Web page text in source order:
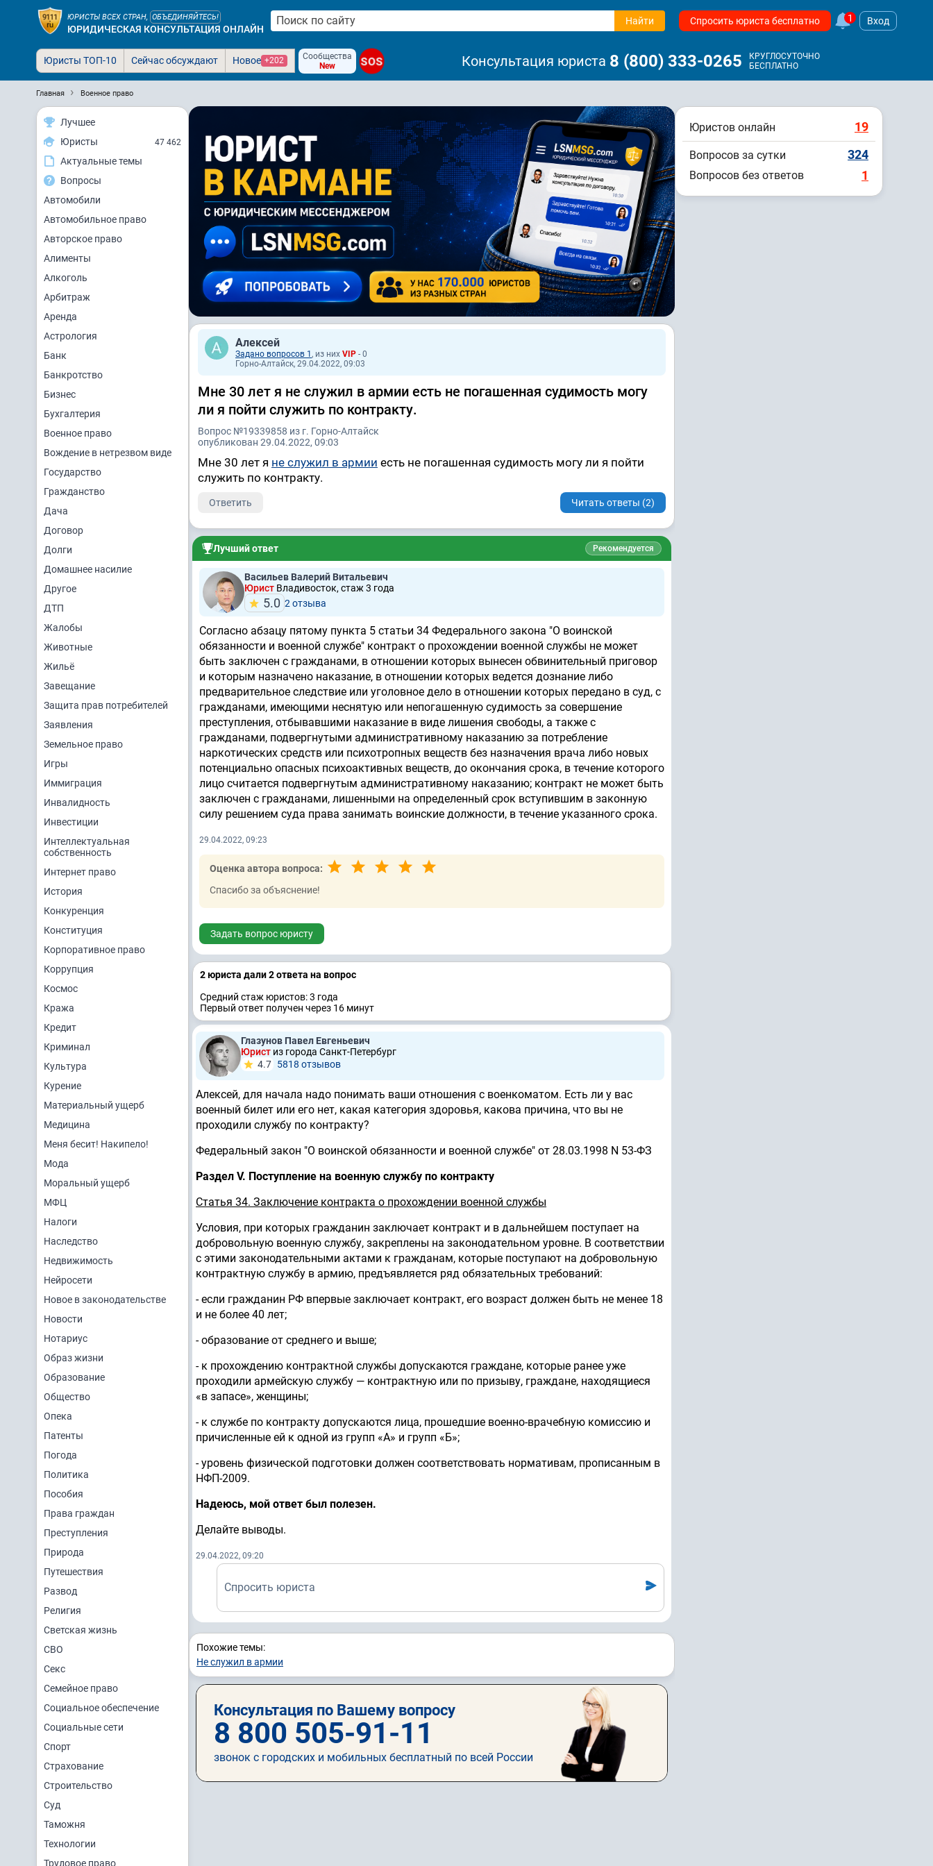
ЮРИСТЫ ВСЕХ СТРАН, ОБЪЕДИНЯЙТЕСЬ!
ЮРИДИЧЕСКАЯ КОНСУЛЬТАЦИЯ ОНЛАЙН
Найти Спросить юриста бесплатно 1 Вход
Юристы ТОП-10 Сейчас обсуждают Новое +202
Сообщества
New
SOS Консультация юриста 8 (800) 333-0265
КРУГЛОСУТОЧНО
БЕСПЛАТНО
Главная Военное право
Лучшее
Юристы
47 462
Актуальные темы
Вопросы
Автомобили
Автомобильное право
Авторское право
Алименты
Алкоголь
Арбитраж
Аренда
Астрология
Банк
Банкротство
Бизнес
Бухгалтерия
Военное право
Вождение в нетрезвом виде
Государство
Гражданство
Дача
Договор
Долги
Домашнее насилие
Другое
ДТП
Жалобы
Животные
Жильё
Завещание
Защита прав потребителей
Заявления
Земельное право
Игры
Иммиграция
Инвалидность
Инвестиции
Интеллектуальная
собственность
Интернет право
История
Конкуренция
Конституция
Корпоративное право
Коррупция
Космос
Кража
Кредит
Криминал
Культура
Курение
Материальный ущерб
Медицина
Меня бесит! Накипело!
Мода
Моральный ущерб
МФЦ
Налоги
Наследство
Недвижимость
Нейросети
Новое в законодательстве
Новости
Нотариус
Образ жизни
Образование
Общество
Опека
Патенты
Погода
Политика
Пособия
Права граждан
Преступления
Природа
Путешествия
Развод
Религия
Светская жизнь
СВО
Секс
Семейное право
Социальное обеспечение
Социальные сети
Спорт
Страхование
Строительство
Суд
Таможня
Технологии
Трудовое право
Алексей
Задано вопросов 1 , из них VIP - 0
Горно-Алтайск, 29.04.2022, 09:03
Мне 30 лет я не служил в армии есть не погашенная судимость могу
ли я пойти служить по контракту.
Вопрос №19339858 из г. Горно-Алтайск
опубликован 29.04.2022, 09:03
Мне 30 лет я не служил в армии есть не погашенная судимость могу ли я пойти
служить по контракту.
Ответить Читать ответы (2)
Лучший ответ Рекомендуется
Васильев Валерий Витальевич
Юрист Владивосток, стаж 3 годa
5.0 2 отзывa
Согласно абзацу пятому пункта 5 статьи 34 Федерального закона "О воинской
обязанности и военной службе" контракт о прохождении военной службы не может
быть заключен с гражданами, в отношении которых вынесен обвинительный приговор
и которым назначено наказание, в отношении которых ведется дознание либо
предварительное следствие или уголовное дело в отношении которых передано в суд, с
гражданами, имеющими неснятую или непогашенную судимость за совершение
преступления, отбывавшими наказание в виде лишения свободы, а также с
гражданами, подвергнутыми административному наказанию за потребление
наркотических средств или психотропных веществ без назначения врача либо новых
потенциально опасных психоактивных веществ, до окончания срока, в течение которого
лицо считается подвергнутым административному наказанию; контракт не может быть
заключен с гражданами, лишенными на определенный срок вступившим в законную
силу решением суда права занимать воинские должности, в течение указанного срока.
29.04.2022, 09:23
Оценка автора вопроса:
Спасибо за объяснение!
Задать вопрос юристу
2 юристa дали 2 ответa на вопрос
Средний стаж юристов: 3 годa
Первый ответ получен через 16 минут
Глазунов Павел Евгеньевич
Юрист из города Санкт-Петербург
4.7 5818 отзывов
Алексей, для начала надо понимать ваши отношения с военкоматом. Есть ли у вас
военный билет или его нет, какая категория здоровья, какова причина, что вы не
проходили службу по контракту?
Федеральный закон "О воинской обязанности и военной службе" от 28.03.1998 N 53-ФЗ
Раздел V. Поступление на военную службу по контракту
Статья 34. Заключение контракта о прохождении военной службы
Условия, при которых гражданин заключает контракт и в дальнейшем поступает на
добровольную военную службу, закреплены на законодательном уровне. В соответствии
с этими законодательными актами к гражданам, которые поступают на добровольную
контрактную службу в армию, предъявляется ряд обязательных требований:
- если гражданин РФ впервые заключает контракт, его возраст должен быть не менее 18
и не более 40 лет;
- образование от среднего и выше;
- к прохождению контрактной службы допускаются граждане, которые ранее уже
проходили армейскую службу — контрактную или по призыву, граждане, находящиеся
«в запасе», женщины;
- к службе по контракту допускаются лица, прошедшие военно-врачебную комиссию и
причисленные ей к одной из групп «А» и групп «Б»;
- уровень физической подготовки должен соответствовать нормативам, прописанным в
НФП-2009.
Надеюсь, мой ответ был полезен.
Делайте выводы.
29.04.2022, 09:20
Спросить юриста
Похожие темы:
Не служил в армии
Консультация по Вашему вопросу
8 800 505-91-11
звонок с городских и мобильных бесплатный по всей России
Юристов онлайн 19
Вопросов за сутки 324
Вопросов без ответов 1